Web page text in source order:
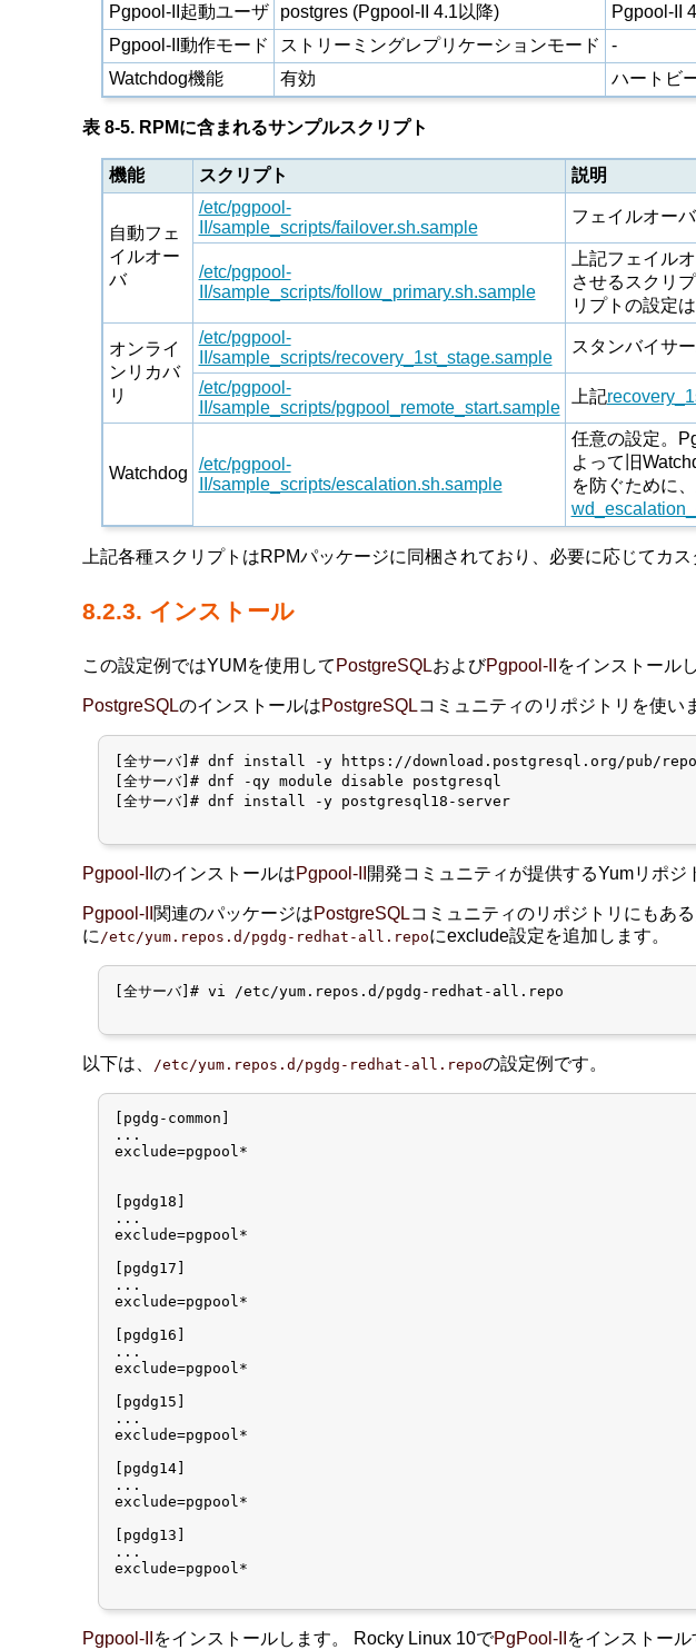
Pgpool-II起動ユーザ
postgres (Pgpool-II 4.1以降)
Pgpool-II
Pgpool-II動作モード
ストリーミングレプリケーションモード
-
Watchdog機能
有効 ハートビ
表 8-5. RPMに含まれるサンプルスクリプト
機能 スクリプト 説明
自動フェ
イルオー
バ
/etc/pgpool-
II/sample_scripts/failover.sh.sample
フェイルオー
/etc/pgpool-
II/sample_scripts/follow_primary.sh.sample
上記フェイル
させるスクリプ
リプトの設定
オンライ
ンリカバ
リ
/etc/pgpool-
II/sample_scripts/recovery_1st_stage.sample
スタンバイサ
/etc/pgpool-
II/sample_scripts/pgpool_remote_start.sample
上記
Watchdog
/etc/pgpool-
II/sample_scripts/escalation.sh.sample
任意の設定。
よって旧
を防ぐために
上記各種スクリプトはRPMパッケージに同梱されており、必要に応じてカス
8.2.3. インストール
この設定例ではYUMを使用して PostgreSQLおよびPgpool-II をインストール
PostgreSQLのインストールはPostgreSQLコミュニティのリポジトリを使い
[全サーバ]# dnf install -y https://download.postgresql.org/pub/
[全サーバ]# dnf -qy module disable postgresql
[全サーバ]# dnf install -y postgresql18-server
Pgpool-IIのインストールはPgpool-II 開発コミュニティが提供するYumリポジ
Pgpool-II 関連のパッケージはPostgreSQLコミュニティのリポジトリにもある
に /etc/yum.repos.d/pgdg-redhat-all.repoにexclude設定を追加します。
[全サーバ]# vi /etc/yum.repos.d/pgdg-redhat-all.repo
以下は、 /etc/yum.repos.d/pgdg-redhat-all.repoの設定例です。
[pgdg-common]
...
exclude=pgpool*
[pgdg18]
...
exclude=pgpool*
[pgdg17]
...
exclude=pgpool*
[pgdg16]
...
exclude=pgpool*
[pgdg15]
...
exclude=pgpool*
[pgdg14]
...
exclude=pgpool*
[pgdg13]
...
exclude=pgpool*
Pgpool-II をインストールします。 Rocky Linux 10でPgPool-II をインストー